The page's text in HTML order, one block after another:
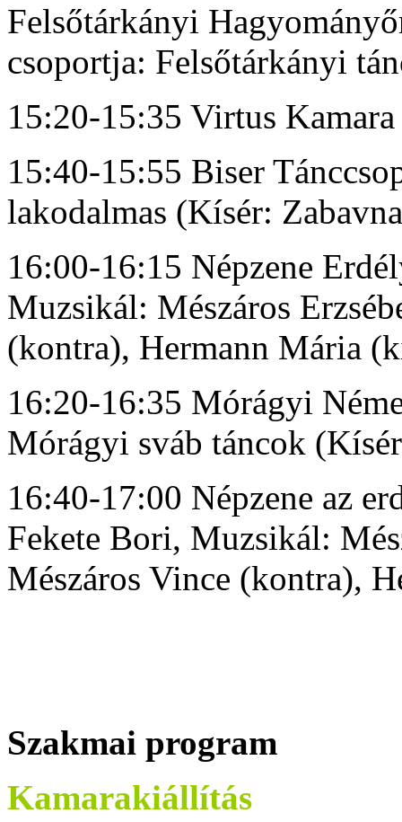
Felsőtárkányi
csoportja: Felsőtárkányi
15:20-15:35 Virtus
15:40-15:55 Biser
lakodalmas (Kísér:
16:00-16:15 Népzene
Muzsikál: Mészáros
(kontra), Hermann Mária
16:20-16:35 Mórágyi
Mórágyi sváb táncok
16:40-17:00 Népzene az
Fekete Bori, Muzsikál:
Mészáros Vince (kontra),
Szakmai program
Kamarakiállítás